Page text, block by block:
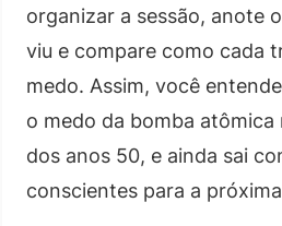
organizar a sessão, anote
viu e compare como cada
medo. Assim, você
o medo da bomba atômica
dos anos 50, e ainda sai
conscientes para a